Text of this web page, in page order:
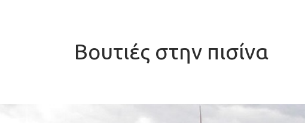
Βουτιές στην πισίνα